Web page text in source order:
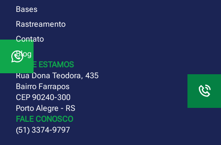
Bases
Rastreamento
Contato
Blog
ONDE ESTAMOS
Rua Dona Teodora, 435
Bairro Farrapos
CEP 90240-300
Porto Alegre - RS
FALE CONOSCO
(51) 3374-9797